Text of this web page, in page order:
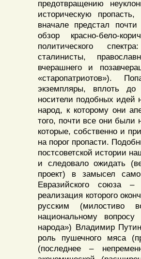
предотвращению
историческую
вначале предстал
обзор красно-бело-
политического
сталинисты,
вчерашнего и
«старопатриотов»).
экземпляры, вплоть до
носители подобных идей
народ, к которому они
того, почти все они были
которые, собственно и
на порог пропасти.
постсоветской истории
и следовало ожидать
проект) в замысел
Евразийского союза –
реализация которого
русским
национальному вопросу
народа») Владимир
роль пушечного мяса
(последнее –